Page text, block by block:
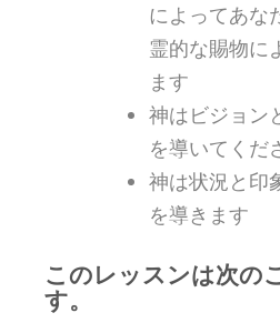
によってあな
霊的な賜物に
ます
神はビジョン
を導いてくだ
神は状況と印
を導きます
このレッスンは次の
す。